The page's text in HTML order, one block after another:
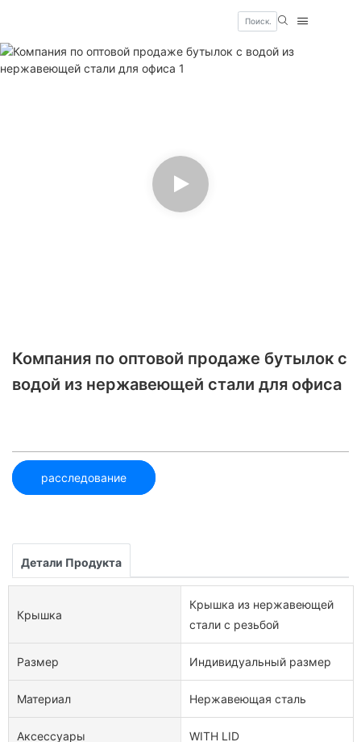
Компания по оптовой продаже бутылок с
водой из нержавеющей стали для офиса
расследование
Детали Продукта
Крышка
Крышка из нержавеющей
стали с резьбой
Размер Индивидуальный размер
Материал Нержавеющая сталь
Аксессуары WITH LID